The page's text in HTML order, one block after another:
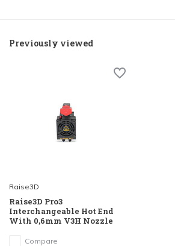
Previously viewed
Raise3D
Raise3D Pro3
Interchangeable Hot End
With 0,6mm V3H Nozzle
Compare